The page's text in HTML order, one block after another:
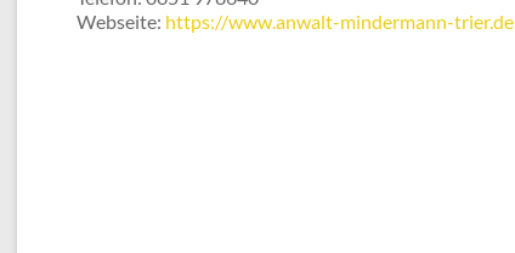
Webseite: https://www.anwalt-mindermann-trier.de